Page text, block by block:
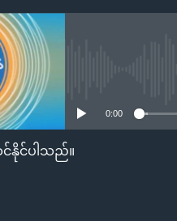
Spotify
0:00
င်နိုင်ပါသည်။